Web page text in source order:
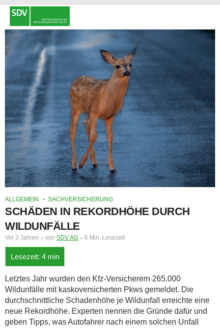
ALLGEMEIN SACHVERSICHERUNG
SCHÄDEN IN REKORDHÖHE DURCH
WILDUNFÄLLE
Vor 3 Jahren von SDV AG 6 Min. Lesezeit
Letztes Jahr wurden den Kfz-Versicherern 265.000
Wildunfälle mit kaskoversicherten Pkws gemeldet. Die
durchschnittliche Schadenhöhe je Wildunfall erreichte eine
neue Rekordhöhe. Experten nennen die Gründe dafür und
geben Tipps, was Autofahrer nach einem solchen Unfall